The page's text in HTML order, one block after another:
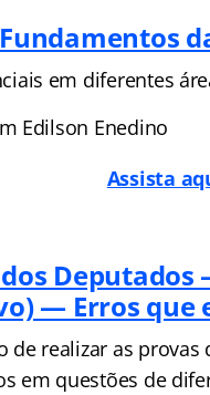
em diferentes
Edilson Enedino
Assista
Deputados
— Erros que
de realizar as
em questões de